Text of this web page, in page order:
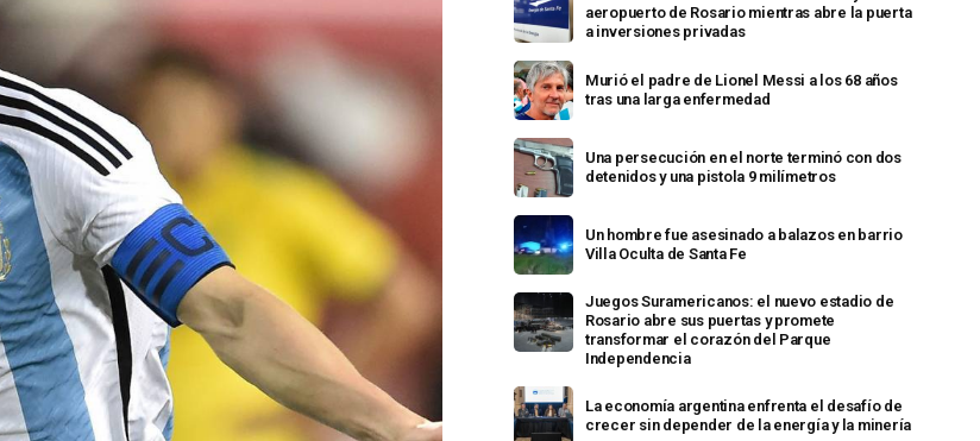
aeropuerto de Rosario mientras abre la puerta
a inversiones privadas
Murió el padre de Lionel Messi a los 68 años
tras una larga enfermedad
Una persecución en el norte terminó con dos
detenidos y una pistola 9 milímetros
Un hombre fue asesinado a balazos en barrio
Villa Oculta de Santa Fe
Juegos Suramericanos: el nuevo estadio de
Rosario abre sus puertas y promete
transformar el corazón del Parque
Independencia
La economía argentina enfrenta el desafío de
crecer sin depender de la energía y la minería